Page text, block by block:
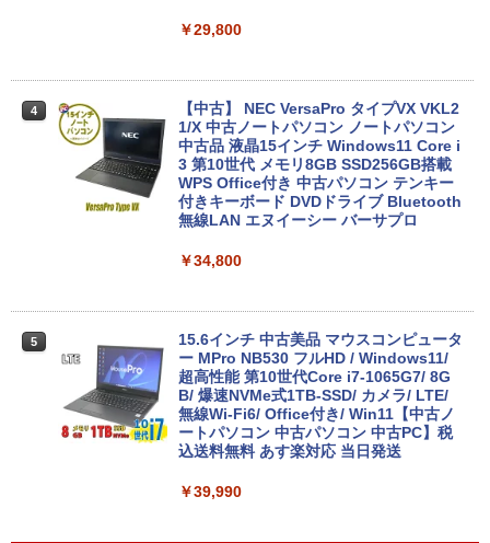
￥29,800
4
【中古】 NEC VersaPro タイプVX VKL2
1/X 中古ノートパソコン ノートパソコン
中古品 液晶15インチ Windows11 Core i
3 第10世代 メモリ8GB SSD256GB搭載
WPS Office付き 中古パソコン テンキー
付きキーボード DVDドライブ Bluetooth
無線LAN エヌイーシー バーサプロ
￥34,800
5
15.6インチ 中古美品 マウスコンピュータ
ー MPro NB530 フルHD / Windows11/
超高性能 第10世代Core i7-1065G7/ 8G
B/ 爆速NVMe式1TB-SSD/ カメラ/ LTE/
無線Wi-Fi6/ Office付き/ Win11【中古ノ
ートパソコン 中古パソコン 中古PC】税
込送料無料 あす楽対応 当日発送
￥39,990